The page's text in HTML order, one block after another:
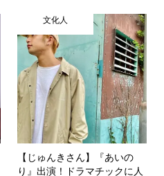
文化人
【じゅんきさん】『あいの
り』出演！ドラマチックに人